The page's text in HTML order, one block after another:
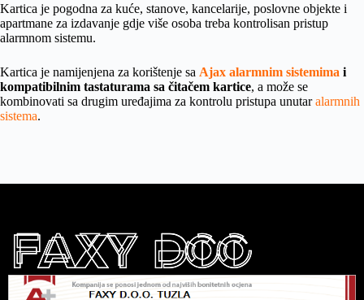
Kartica je pogodna za kuće, stanove, kancelarije, poslovne objekte i
apartmane za izdavanje gdje više osoba treba kontrolisan pristup
alarmnom sistemu.
Kartica je namijenjena za korištenje sa Ajax alarmnim sistemima i
kompatibilnim tastaturama sa čitačem kartice, a može se
kombinovati sa drugim uređajima za kontrolu pristupa unutaralarmnih
sistema.